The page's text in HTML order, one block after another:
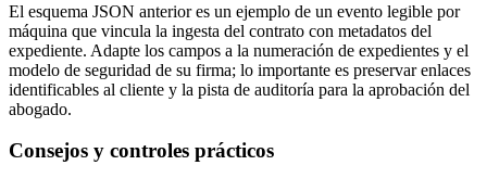
El esquema JSON anterior es un ejemplo de un evento legible por
máquina que vincula la ingesta del contrato con metadatos del
expediente. Adapte los campos a la numeración de expedientes y el
modelo de seguridad de su firma; lo importante es preservar enlaces
identificables al cliente y la pista de auditoría para la aprobación del
abogado.
Consejos y controles prácticos